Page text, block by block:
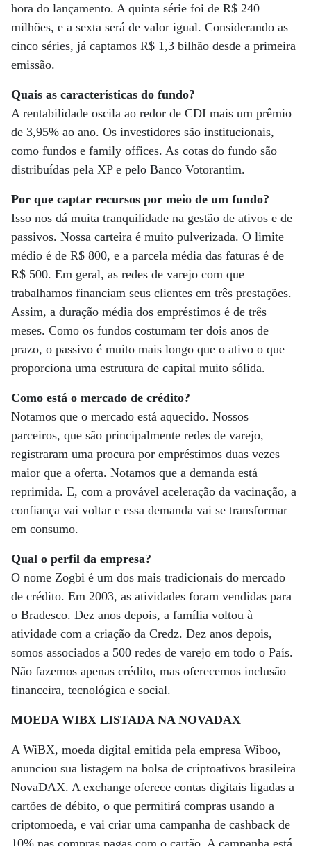
hora do lançamento. A quinta série foi de R$ 240
milhões, e a sexta será de valor igual. Considerando as
cinco séries, já captamos R$ 1,3 bilhão desde a primeira
emissão.
Quais as características do fundo?
A rentabilidade oscila ao redor de CDI mais um prêmio
de 3,95% ao ano. Os investidores são institucionais,
como fundos e family offices. As cotas do fundo são
distribuídas pela XP e pelo Banco Votorantim.
Por que captar recursos por meio de um fundo?
Isso nos dá muita tranquilidade na gestão de ativos e de
passivos. Nossa carteira é muito pulverizada. O limite
médio é de R$ 800, e a parcela média das faturas é de
R$ 500. Em geral, as redes de varejo com que
trabalhamos financiam seus clientes em três prestações.
Assim, a duração média dos empréstimos é de três
meses. Como os fundos costumam ter dois anos de
prazo, o passivo é muito mais longo que o ativo o que
proporciona uma estrutura de capital muito sólida.
Como está o mercado de crédito?
Notamos que o mercado está aquecido. Nossos
parceiros, que são principalmente redes de varejo,
registraram uma procura por empréstimos duas vezes
maior que a oferta. Notamos que a demanda está
reprimida. E, com a provável aceleração da vacinação, a
confiança vai voltar e essa demanda vai se transformar
em consumo.
Qual o perfil da empresa?
O nome Zogbi é um dos mais tradicionais do mercado
de crédito. Em 2003, as atividades foram vendidas para
o Bradesco. Dez anos depois, a família voltou à
atividade com a criação da Credz. Dez anos depois,
somos associados a 500 redes de varejo em todo o País.
Não fazemos apenas crédito, mas oferecemos inclusão
financeira, tecnológica e social.
MOEDA WIBX LISTADA NA NOVADAX
A WiBX, moeda digital emitida pela empresa Wiboo,
anunciou sua listagem na bolsa de criptoativos brasileira
NovaDAX. A exchange oferece contas digitais ligadas a
cartões de débito, o que permitirá compras usando a
criptomoeda, e vai criar uma campanha de cashback de
10% nas compras pagas com o cartão. A campanha está